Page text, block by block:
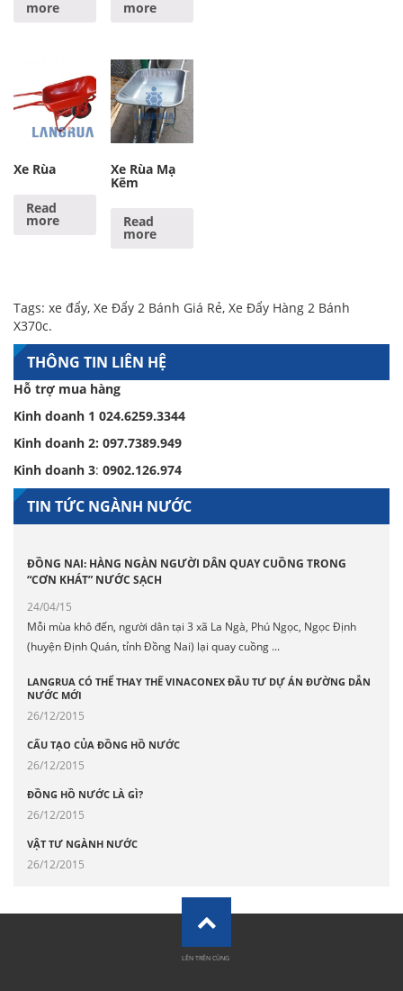
more more
Xe Rùa
Read
more
Xe Rùa Mạ
Kẽm
Read
more
Tags: xe đẩy, Xe Đẩy 2 Bánh Giá Rẻ, Xe Đẩy Hàng 2 Bánh
X370c.
THÔNG TIN LIÊN HỆ
Hỗ trợ mua hàng
Kinh doanh 1 024.6259.3344
Kinh doanh 2: 097.7389.949
Kinh doanh 3: 0902.126.974
TIN TỨC NGÀNH NƯỚC
ĐỒNG NAI: HÀNG NGÀN NGƯỜI DÂN QUAY CUỒNG TRONG
“CƠN KHÁT” NƯỚC SẠCH
24/04/15
Mỗi mùa khô đến, người dân tại 3 xã La Ngà, Phú Ngọc, Ngọc Định
(huyện Định Quán, tỉnh Đồng Nai) lại quay cuồng ...
LANGRUA CÓ THỂ THAY THẾ VINACONEX ĐẦU TƯ DỰ ÁN ĐƯỜNG DẪN
NƯỚC MỚI
26/12/2015
CẤU TẠO CỦA ĐỒNG HỒ NƯỚC
26/12/2015
ĐỒNG HỒ NƯỚC LÀ GÌ?
26/12/2015
VẬT TƯ NGÀNH NƯỚC
26/12/2015
LÊN TRÊN CÙNG